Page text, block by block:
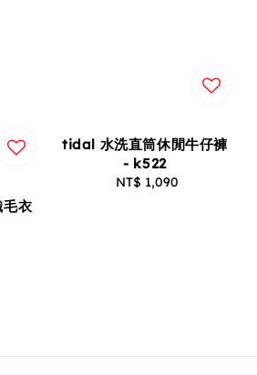
衣
tidal 水洗直筒休閒牛仔褲
- k522
Regular
NT$ 1,090